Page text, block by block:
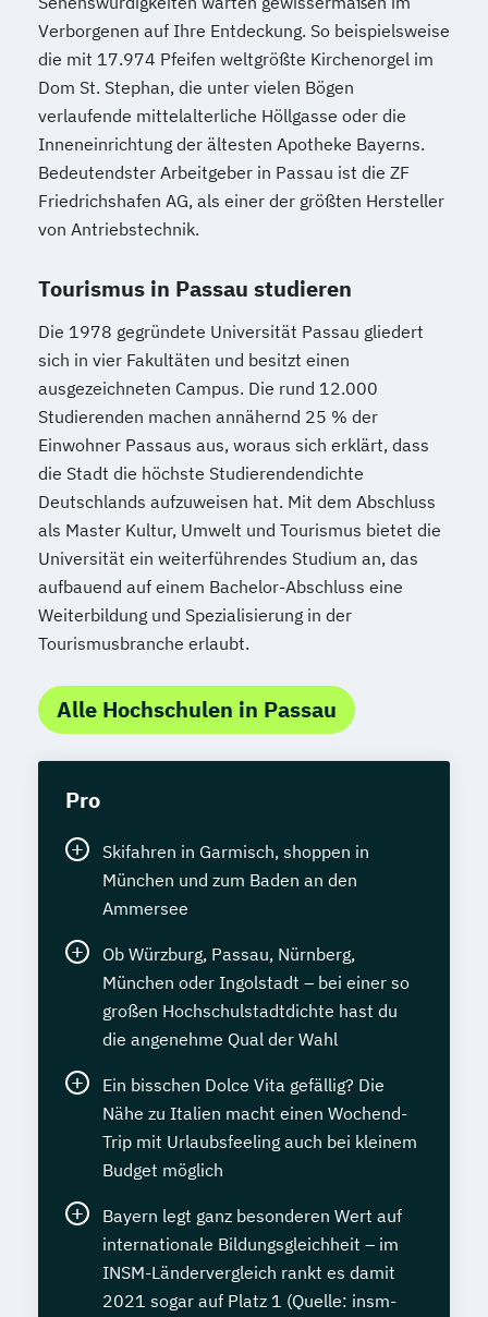
Verborgenen auf Ihre Entdeckung. So beispielsweise
die mit 17.974 Pfeifen weltgrößte Kirchenorgel im
Dom St. Stephan, die unter vielen Bögen
verlaufende mittelalterliche Höllgasse oder die
Inneneinrichtung der ältesten Apotheke Bayerns.
Bedeutendster Arbeitgeber in Passau ist die ZF
Friedrichshafen AG, als einer der größten Hersteller
von Antriebstechnik.
Tourismus in Passau studieren
Die 1978 gegründete Universität Passau gliedert
sich in vier Fakultäten und besitzt einen
ausgezeichneten Campus. Die rund 12.000
Studierenden machen annähernd 25 % der
Einwohner Passaus aus, woraus sich erklärt, dass
die Stadt die höchste Studierendendichte
Deutschlands aufzuweisen hat. Mit dem Abschluss
als Master Kultur, Umwelt und Tourismus bietet die
Universität ein weiterführendes Studium an, das
aufbauend auf einem Bachelor-Abschluss eine
Weiterbildung und Spezialisierung in der
Tourismusbranche erlaubt.
Alle Hochschulen in Passau
Pro
Skifahren in Garmisch, shoppen in
München und zum Baden an den
Ammersee
Ob Würzburg, Passau, Nürnberg,
München oder Ingolstadt – bei einer so
großen Hochschulstadtdichte hast du
die angenehme Qual der Wahl
Ein bisschen Dolce Vita gefällig? Die
Nähe zu Italien macht einen Wochend-
Trip mit Urlaubsfeeling auch bei kleinem
Budget möglich
Bayern legt ganz besonderen Wert auf
internationale Bildungsgleichheit – im
INSM-Ländervergleich rankt es damit
2021 sogar auf Platz 1 (Quelle: insm-